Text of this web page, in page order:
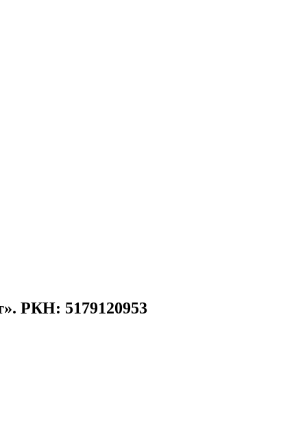
РКН: 5179120953